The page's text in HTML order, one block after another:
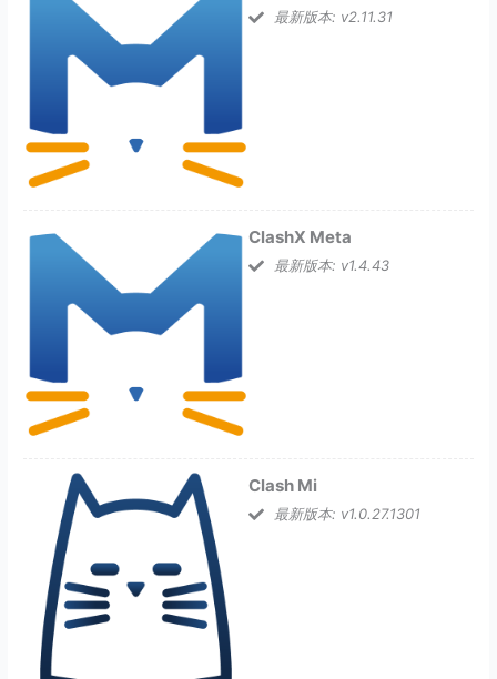
最新版本: v2.11.31
ClashX Meta
最新版本: v1.4.43
Clash Mi
最新版本: v1.0.27.1301